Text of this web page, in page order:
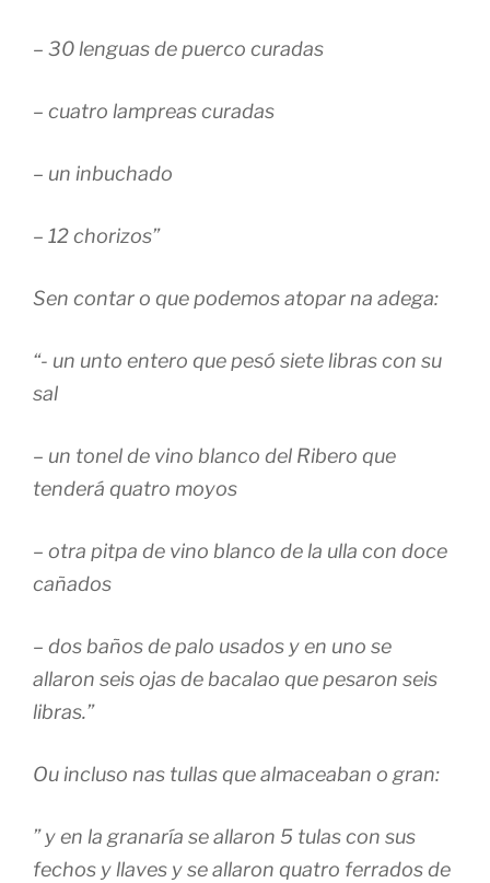
– 30 lenguas de puerco curadas
– cuatro lampreas curadas
– un inbuchado
– 12 chorizos”
Sen contar o que podemos atopar na adega:
“- un unto entero que pesó siete libras con su
sal
– un tonel de vino blanco del Ribero que
tenderá quatro moyos
– otra pitpa de vino blanco de la ulla con doce
cañados
– dos baños de palo usados y en uno se
allaron seis ojas de bacalao que pesaron seis
libras.”
Ou incluso nas tullas que almaceaban o gran:
” y en la granaría se allaron 5 tulas con sus
fechos y llaves y se allaron quatro ferrados de